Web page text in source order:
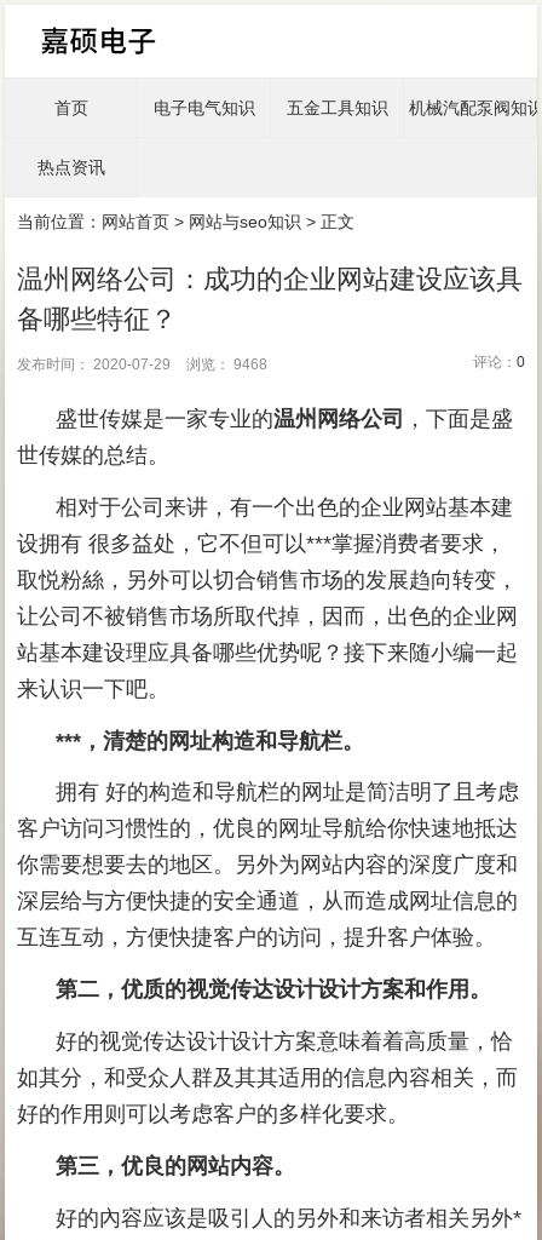
首页 电子电气知识 五金工具知识 机械汽配泵阀知
热点资讯
当前位置： 网站首页 > 网站与seo知识 > 正文
温州网络公司：成功的企业网站建设应该具
备哪些特征？
评论： 0
发布时间： 2020-07-29 浏览： 9468
盛世传媒是一家专业的温州网络公司
，下面是盛
世传媒的总结。
相对于公司来讲，有一个出色的企业网站基本建
设拥有 很多益处，它不但可以***掌握消费者要求，
取悦粉絲，另外可以切合销售市场的发展趋向转变，
让公司不被销售市场所取代掉，因而，出色的企业网
站基本建设理应具备哪些优势呢？接下来随小编一起
来认识一下吧。
***，清楚的网址构造和导航栏。
拥有 好的构造和导航栏的网址是简洁明了且考虑
客户访问习惯性的，优良的网址导航给你快速地抵达
你需要想要去的地区。另外为网站内容的深度广度和
深层给与方便快捷的安全通道，从而造成网址信息的
互连互动，方便快捷客户的访问，提升客户体验。
第二，优质的视觉传达设计设计方案和作用。
好的视觉传达设计设计方案意味着着高质量，恰
如其分，和受众人群及其其适用的信息內容相关，而
好的作用则可以考虑客户的多样化要求。
第三，优良的网站内容。
好的內容应该是吸引人的另外和来访者相关另外*